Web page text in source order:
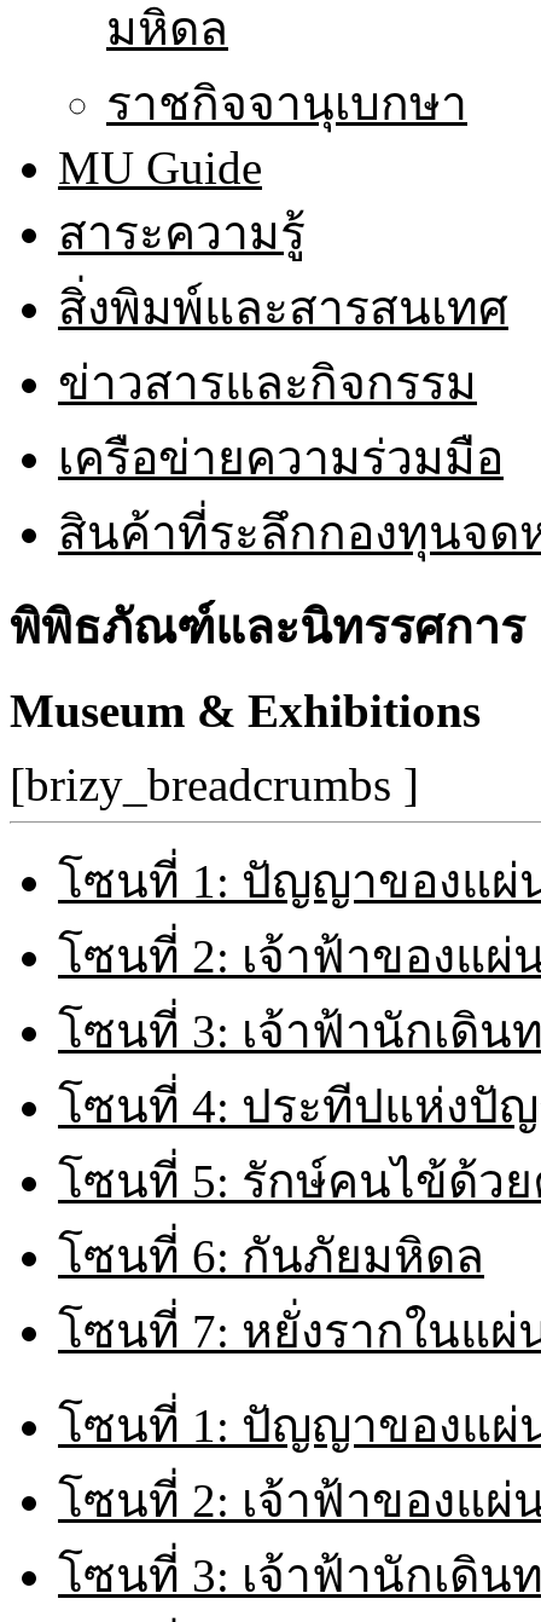
มหิดล
ราชกิจจานุเบกษา
MU Guide
สาระความรู้
สิ่งพิมพ์และสารสนเทศ
ข่าวสารและกิจกรรม
เครือข่ายความร่วมมือ
สินค้าที่ระลึกกองทุนจ
พิพิธภัณฑ์และนิทรรศการ
Museum & Exhibitions
[brizy_breadcrumbs ]
โซนที่ 1: ปัญญาของแผ่
โซนที่ 2: เจ้าฟ้าของแผ่
โซนที่ 3: เจ้าฟ้านักเดิน
โซนที่ 4: ประทีปแห่งปั
โซนที่ 5: รักษ์คนไข้ด้ว
โซนที่ 6: กันภัยมหิดล
โซนที่ 7: หยั่งรากในแผ่
โซนที่ 1: ปัญญาของแผ่
โซนที่ 2: เจ้าฟ้าของแผ่
โซนที่ 3: เจ้าฟ้านักเดิน